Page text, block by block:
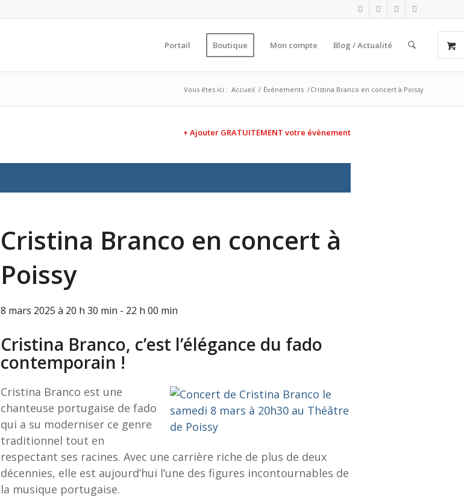
Portail Boutique Mon compte Blog / Actualité
Vous êtes ici : Accueil / Évènements /Cristina Branco en concert à Poissy
+ Ajouter GRATUITEMENT votre évènement
Cristina Branco en concert à
Poissy
8 mars 2025 à 20 h 30 min - 22 h 00 min
Cristina Branco, c’est l’élégance du fado
contemporain !
Cristina Branco est une
chanteuse portugaise de fado
qui a su moderniser ce genre
traditionnel tout en
respectant ses racines. Avec une carrière riche de plus de deux
décennies, elle est aujourd’hui l’une des figures incontournables de
la musique portugaise.